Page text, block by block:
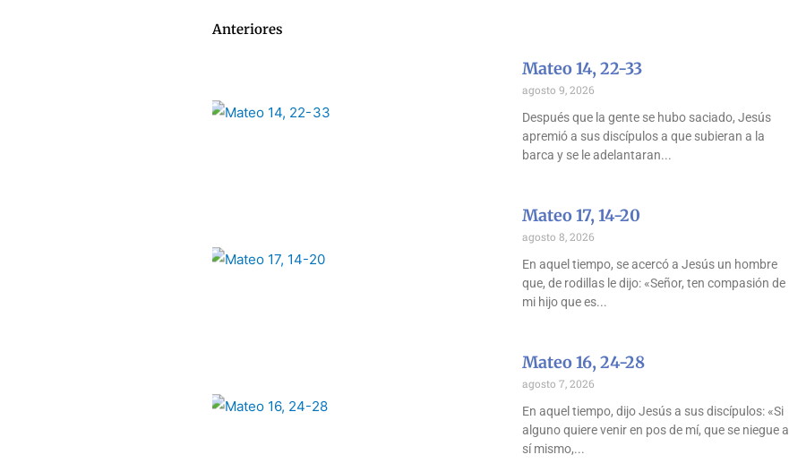
Anteriores
Mateo 14, 22-33
agosto 9, 2026
Después que la gente se hubo saciado, Jesús
apremió a sus discípulos a que subieran a la
barca y se le adelantaran
Mateo 17, 14-20
agosto 8, 2026
En aquel tiempo, se acercó a Jesús un hombre
que, de rodillas le dijo: «Señor, ten compasión de
mi hijo que es
Mateo 16, 24-28
agosto 7, 2026
En aquel tiempo, dijo Jesús a sus discípulos: «Si
alguno quiere venir en pos de mí, que se niegue a
sí mismo,